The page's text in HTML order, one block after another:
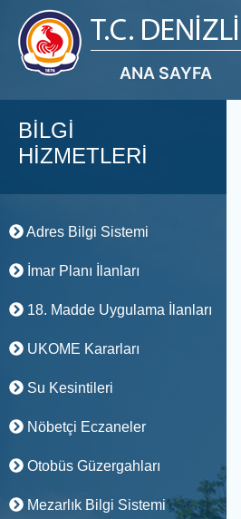
ANA SAYFA
BİLGİ
HİZMETLERİ
Adres Bilgi Sistemi
İmar Planı İlanları
18. Madde Uygulama İlanları
UKOME Kararları
Su Kesintileri
Nöbetçi Eczaneler
Otobüs Güzergahları
Mezarlık Bilgi Sistemi